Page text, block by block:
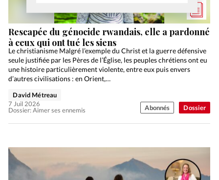
Dossier
Rescapée du génocide rwandais, elle a pardonné
à ceux qui ont tué les siens
Le christianisme Malgré l’exemple du Christ et la guerre défensive
seule justifiée par les Pères de l’Église, les peuples chrétiens ont eu
une histoire particulièrement violente, entre eux puis envers
d’autres civilisations : en Orient,…
Dossier: Aimer ses ennemis
David Métreau
7 Juil 2026
Abonnés